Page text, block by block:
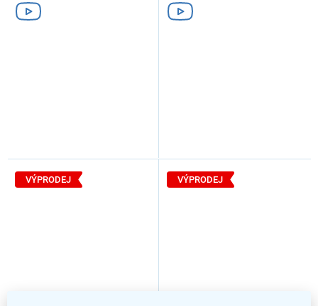
VÝPRODEJ VÝPRODEJ